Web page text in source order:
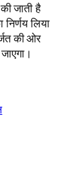
जाती है
लिया
की ओर